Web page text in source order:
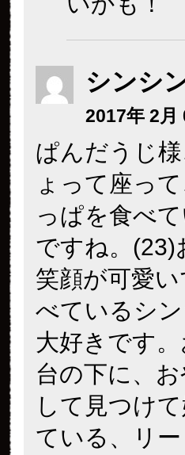
シンシ
2017年 2月
ぱんだうじ
ょって座っ
っぱを食べ
ですね。(23)
笑顔が可愛
べているシ
大好きです
台の下に、
して見つけ
ている、リ